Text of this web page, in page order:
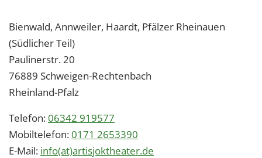
Bienwald, Annweiler, Haardt, Pfälzer Rheinauen
(Südlicher Teil)
Paulinerstr. 20
76889 Schweigen-Rechtenbach
Rheinland-Pfalz
Telefon:06342 919577
Mobiltelefon:0171 2653390
E-Mail: info(at)artisjoktheater.de